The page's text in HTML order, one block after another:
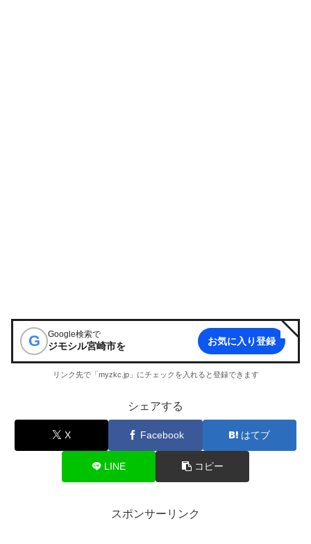
G Google検索で
ジモシル宮崎市を お気に入り登録
リンク先で「myzkc.jp」にチェックを入れると登録できます
シェアする
X Facebook はてブ
LINE コピー
スポンサーリンク